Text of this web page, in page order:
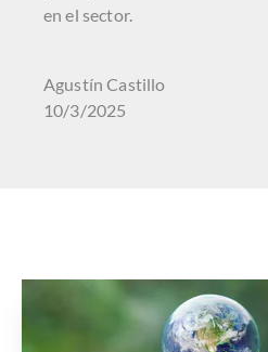
en el sector.
Agustín Castillo
10/3/2025